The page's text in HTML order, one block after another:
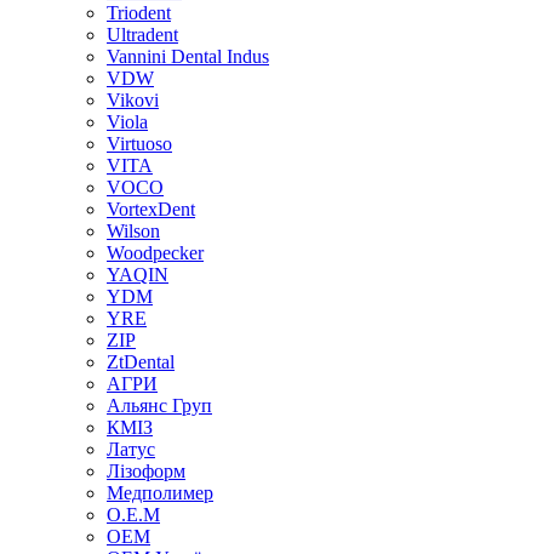
Triodent
Ultradent
Vannini Dental Indus
VDW
Vikovi
Viola
Virtuoso
VITA
VOCO
VortexDent
Wilson
Woodpecker
YAQIN
YDM
YRE
ZIP
ZtDental
АГРИ
Альянс Груп
КМІЗ
Латус
Лізоформ
Медполимер
О.Е.М
ОЕМ